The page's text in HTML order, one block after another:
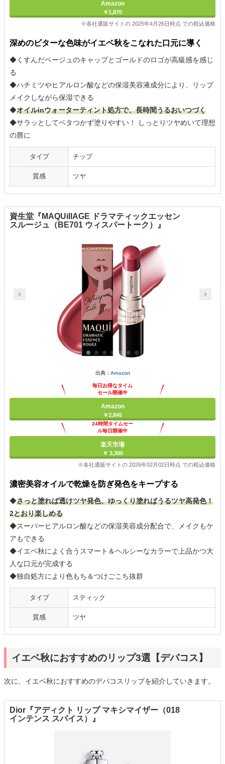
Amazon
￥1,870
※各社通販サイトの 2025年4月26日時点 での税込価格
深めのビターな色味がイエベ秋をこなれた口元に導く
◆くすんだベージュのキャップとゴールドのロゴが高級感を感じ
る
◆ハチミツやヒアルロン酸などの保湿美容液成分により、リップ
メイクしながら保湿できる
◆オイルinウォーターティント処方で、長時間うるおいつづく
◆サラッとしてベタつかず塗りやすい！ しっとりツヤめいて理想
の唇に
タイプ チップ
質感 ツヤ
資生堂『MAQUillAGE ドラマティックエッセン
スルージュ（BE701 ウィスパートーク）』
出典： Amazon
毎日お得なタイム
セール開催中
Amazon
￥2,845
24時間タイムセー
ル毎日開催中
楽天市場
￥ 3,300
※各社通販サイトの 2026年02月02日時点 での税込価格
濃密美容オイルで乾燥を防ぎ発色をキープする
◆さっと塗れば透けツヤ発色、ゆっくり塗ればうるツヤ高発色！
2とおり楽しめる
◆スーパーヒアルロン酸などの保湿美容成分配合で、メイクもケ
アもできる
◆イエベ秋によく合うスマート＆ヘルシーなカラーで上品かつ大
人な口元が完成する
◆独自処方により色もち＆つけごこち抜群
タイプ スティック
質感 ツヤ
イエベ秋におすすめのリップ3選【デパコス】
次に、イエベ秋におすすめのデパコスリップを紹介していきます。
Dior『アディクト リップ マキシマイザー（018
インテンス スパイス）』